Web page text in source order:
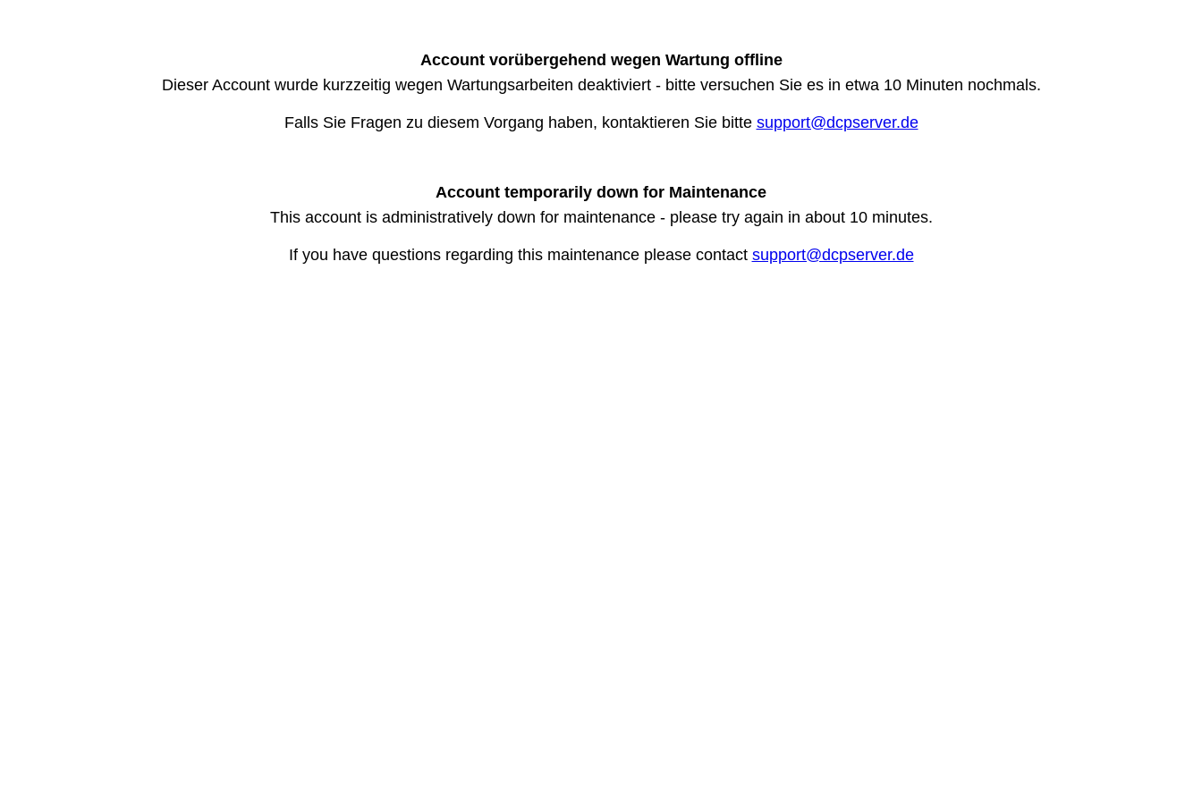
Account vorübergehend wegen Wartung offline
Dieser Account wurde kurzzeitig wegen Wartungsarbeiten deaktiviert - bitte versuchen Sie es in etwa 10 Minuten nochmals.
Falls Sie Fragen zu diesem Vorgang haben, kontaktieren Sie bitte support@dcpserver.de
Account temporarily down for Maintenance
This account is administratively down for maintenance - please try again in about 10 minutes.
If you have questions regarding this maintenance please contact support@dcpserver.de